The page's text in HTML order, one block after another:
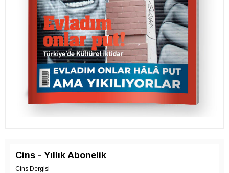
Cins - Yıllık Abonelik
Cins Dergisi